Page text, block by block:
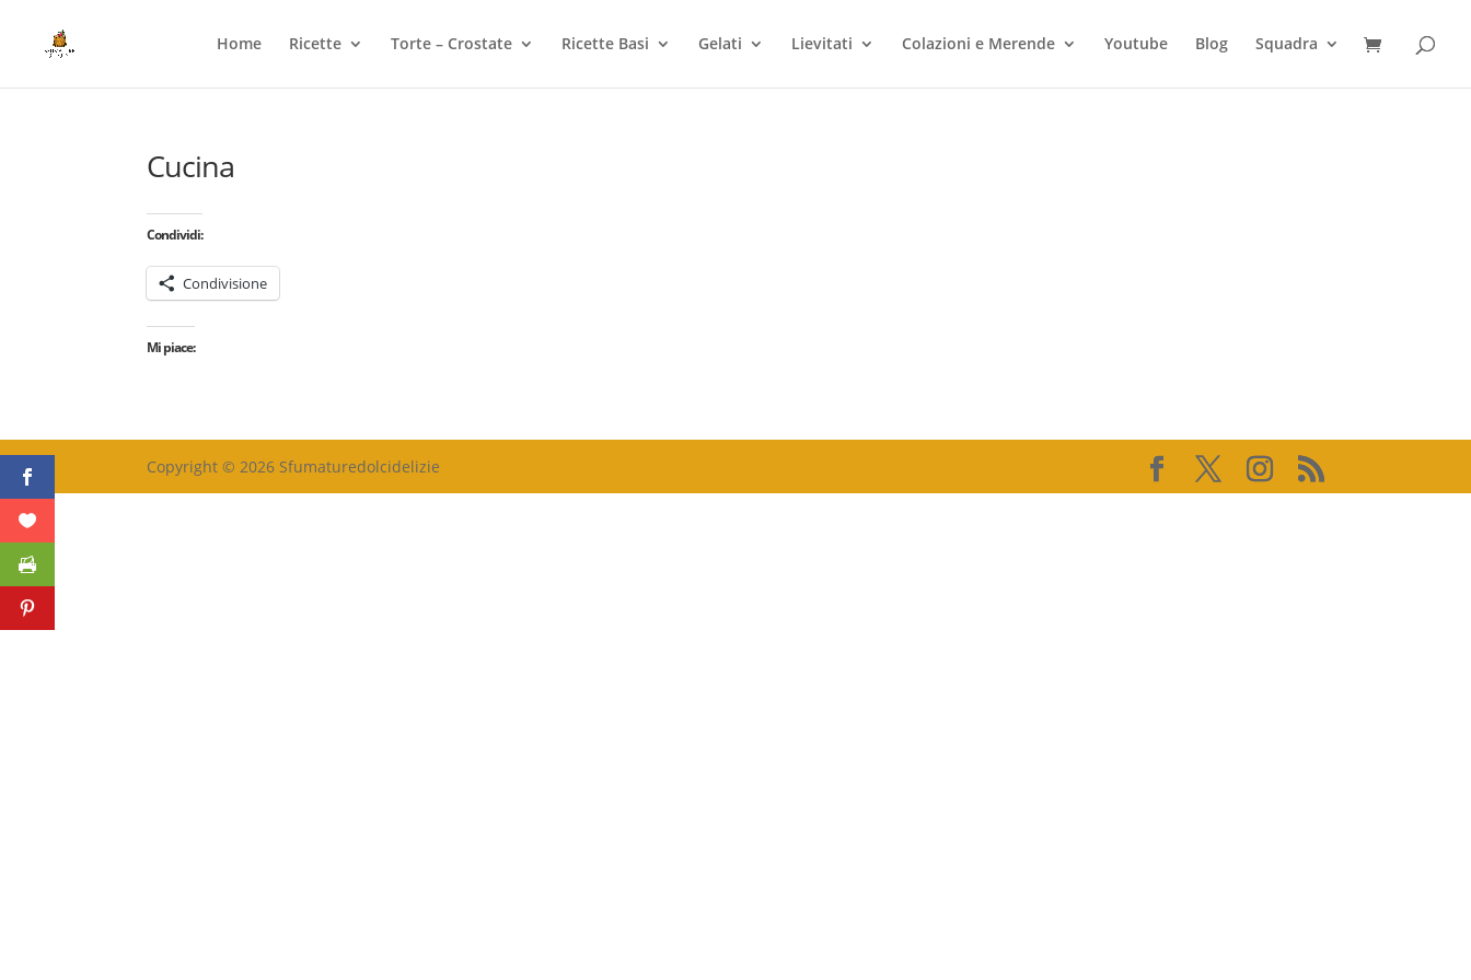
Home Ricette Torte – Crostate Ricette Basi Gelati Lievitati Colazioni e Merende Youtube Blog Squadra
Cucina
Condividi:
Condivisione
Mi piace:
Copyright © 2026 Sfumaturedolcidelizie